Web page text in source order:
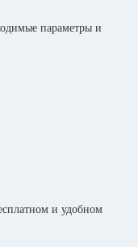
параметры и
и удобном